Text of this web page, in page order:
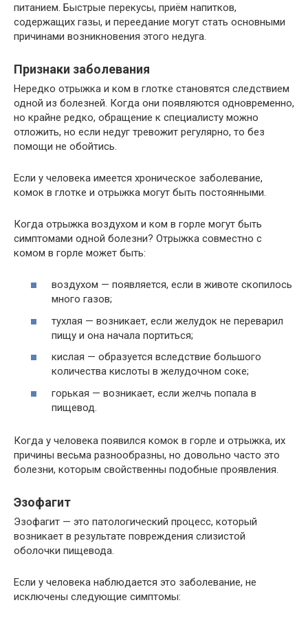
питанием. Быстрые перекусы, приём напитков,
содержащих газы, и переедание могут стать основными
причинами возникновения этого недуга.
Признаки заболевания
Нередко отрыжка и ком в глотке становятся следствием
одной из болезней. Когда они появляются одновременно,
но крайне редко, обращение к специалисту можно
отложить, но если недуг тревожит регулярно, то без
помощи не обойтись.
Если у человека имеется хроническое заболевание,
комок в глотке и отрыжка могут быть постоянными.
Когда отрыжка воздухом и ком в горле могут быть
симптомами одной болезни? Отрыжка совместно с
комом в горле может быть:
воздухом — появляется, если в животе скопилось
много газов;
тухлая — возникает, если желудок не переварил
пищу и она начала портиться;
кислая — образуется вследствие большого
количества кислоты в желудочном соке;
горькая — возникает, если желчь попала в
пищевод.
Когда у человека появился комок в горле и отрыжка, их
причины весьма разнообразны, но довольно часто это
болезни, которым свойственны подобные проявления.
Эзофагит
Эзофагит — это патологический процесс, который
возникает в результате повреждения слизистой
оболочки пищевода.
Если у человека наблюдается это заболевание, не
исключены следующие симптомы: